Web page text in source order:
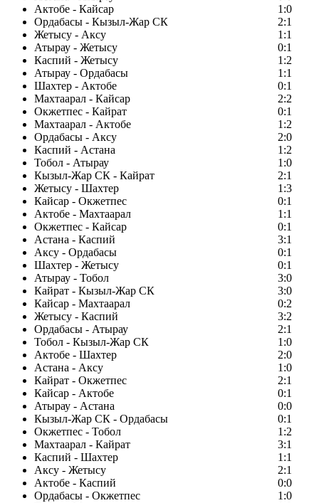
Актобе - Кайсар
1:0
Ордабасы - Кызыл-Жар СК
2:1
Жетысу - Аксу
1:1
Атырау - Жетысу
0:1
Каспий - Жетысу
1:2
Атырау - Ордабасы
1:1
Шахтер - Актобе
0:1
Махтаарал - Кайсар
2:2
Окжетпес - Кайрат
0:1
Махтаарал - Актобе
1:2
Ордабасы - Аксу
2:0
Каспий - Астана
1:2
Тобол - Атырау
1:0
Кызыл-Жар СК - Кайрат
2:1
Жетысу - Шахтер
1:3
Кайсар - Окжетпес
0:1
Актобе - Махтаарал
1:1
Окжетпес - Кайсар
0:1
Астана - Каспий
3:1
Аксу - Ордабасы
0:1
Шахтер - Жетысу
0:1
Атырау - Тобол
3:0
Кайрат - Кызыл-Жар СК
3:0
Кайсар - Махтаарал
0:2
Жетысу - Каспий
3:2
Ордабасы - Атырау
2:1
Тобол - Кызыл-Жар СК
1:0
Актобе - Шахтер
2:0
Астана - Аксу
1:0
Кайрат - Окжетпес
2:1
Кайсар - Актобе
0:1
Атырау - Астана
0:0
Кызыл-Жар СК - Ордабасы
0:1
Окжетпес - Тобол
1:2
Махтаарал - Кайрат
3:1
Каспий - Шахтер
1:1
Аксу - Жетысу
2:1
Актобе - Каспий
0:0
Ордабасы - Окжетпес
1:0